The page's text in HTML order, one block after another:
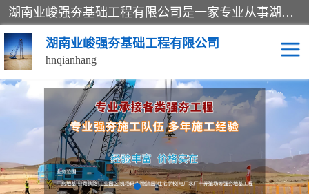
湖南业峻强夯基础工程有限公司是一家专业从事湖南强夯基础工程、强夯机租赁，地基处理的施工单位。业务覆盖：湖南、广东，江西等地。可承接1000KN.m-25000KN.m强夯（置换）工程。公司创始人是国内较早期从事强夯施工的建设者，经过多年的一步一个脚印的发展，在行业内具有较高的度和良好的口碑。
湖南业峻强夯基础工程有限公司
hnqianhang
强夯施工案例 强夯机租赁
强夯施工工程 强夯施工队伍
强夯队伍